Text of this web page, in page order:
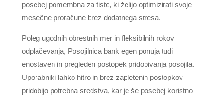
posebej pomembna za tiste, ki želijo optimizirati svoje
mesečne proračune brez dodatnega stresa.
Poleg ugodnih obrestnih mer in fleksibilnih rokov
odplačevanja, Posojilnica bank egen ponuja tudi
enostaven in pregleden postopek pridobivanja posojila.
Uporabniki lahko hitro in brez zapletenih postopkov
pridobijo potrebna sredstva, kar je še posebej koristno